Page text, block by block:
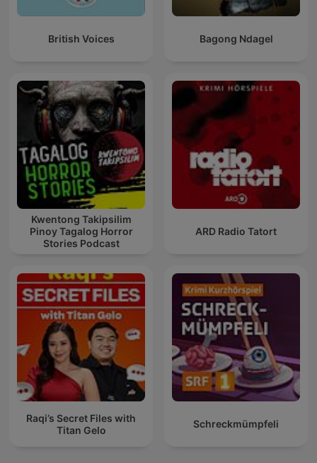
British Voices Bagong Ndagel
Kwentong Takipsilim
Pinoy Tagalog Horror
Stories Podcast
ARD Radio Tatort
Raqi’s Secret Files with
Titan Gelo
Schreckmümpfeli